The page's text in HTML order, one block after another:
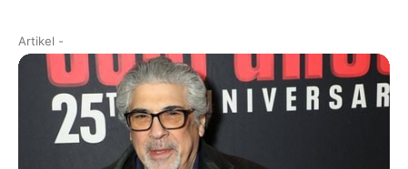
Artikel -